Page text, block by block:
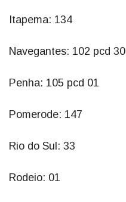
Itapema: 134
Navegantes: 102 pcd 30
Penha: 105 pcd 01
Pomerode: 147
Rio do Sul: 33
Rodeio: 01